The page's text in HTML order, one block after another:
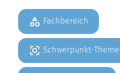
Fachbereich
Schwerpunkt-